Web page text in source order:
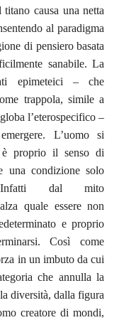
causa una netta
al paradigma
di pensiero basata
sanabile. La
epimeteici – che
trappola, simile a
l’eterospecifico –
L’uomo si
è proprio il senso di
una condizione solo
Infatti dal mito
quale essere non
e proprio
Così come
in un imbuto da cui
che annulla la
diversità, dalla figura
creatore di mondi,